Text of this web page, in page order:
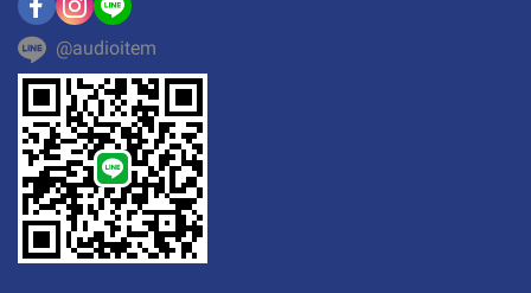
@audioitem